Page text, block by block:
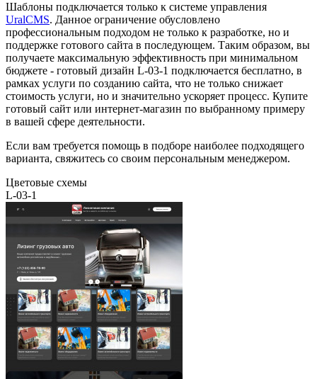
Шаблоны подключается только к системе управления
UralCMS. Данное ограничение обусловлено
профессиональным подходом не только к разработке, но и
поддержке готового сайта в последующем. Таким образом, вы
получаете максимальную эффективность при минимальном
бюджете - готовый дизайн L-03-1 подключается бесплатно, в
рамках услуги по созданию сайта, что не только снижает
стоимость услуги, но и значительно ускоряет процесс. Купите
готовый сайт или интернет-магазин по выбранному примеру
в вашей сфере деятельности.
Если вам требуется помощь в подборе наиболее подходящего
варианта, свяжитесь со своим персональным менеджером.
Цветовые схемы
L-03-1